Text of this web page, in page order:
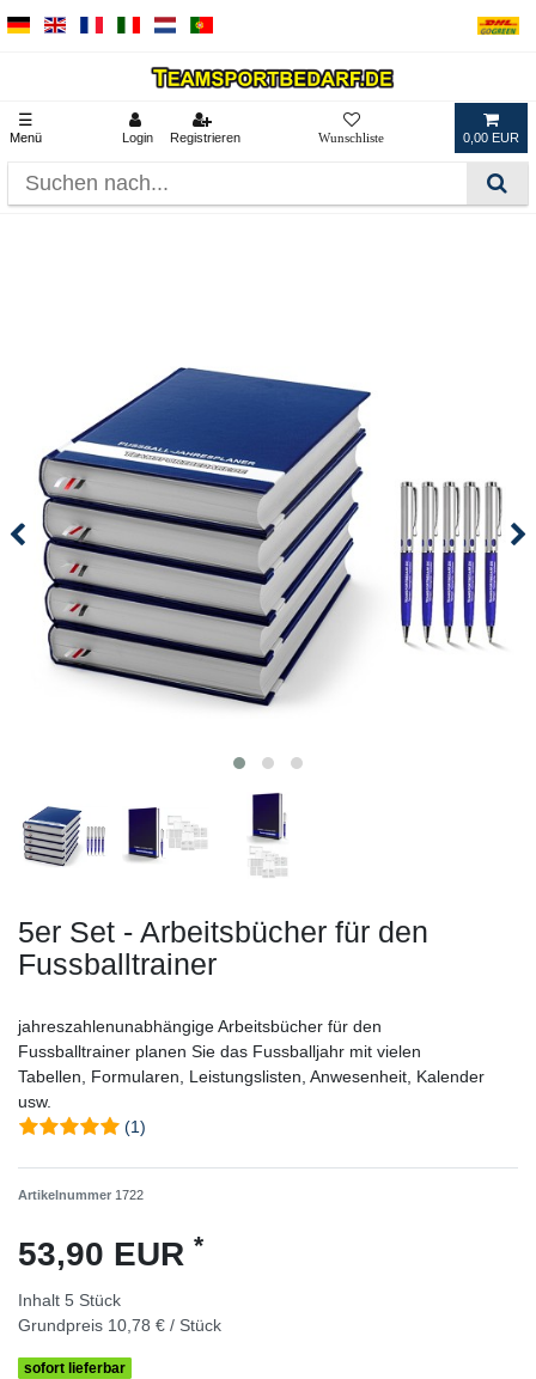
☰
Menü Login Registrieren 0,00 EUR
5er Set - Arbeitsbücher für den
Fussballtrainer
jahreszahlenunabhängige Arbeitsbücher für den
Fussballtrainer planen Sie das Fussballjahr mit vielen
Tabellen, Formularen, Leistungslisten, Anwesenheit, Kalender
usw.
(1)
Artikelnummer 1722
53,90 EUR *
Inhalt 5 Stück
Grundpreis 10,78 € / Stück
sofort lieferbar